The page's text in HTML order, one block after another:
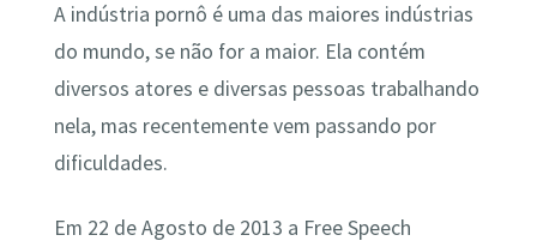
A indústria pornô é uma das maiores indústrias
do mundo, se não for a maior. Ela contém
diversos atores e diversas pessoas trabalhando
nela, mas recentemente vem passando por
dificuldades.
Em 22 de Agosto de 2013 a Free Speech